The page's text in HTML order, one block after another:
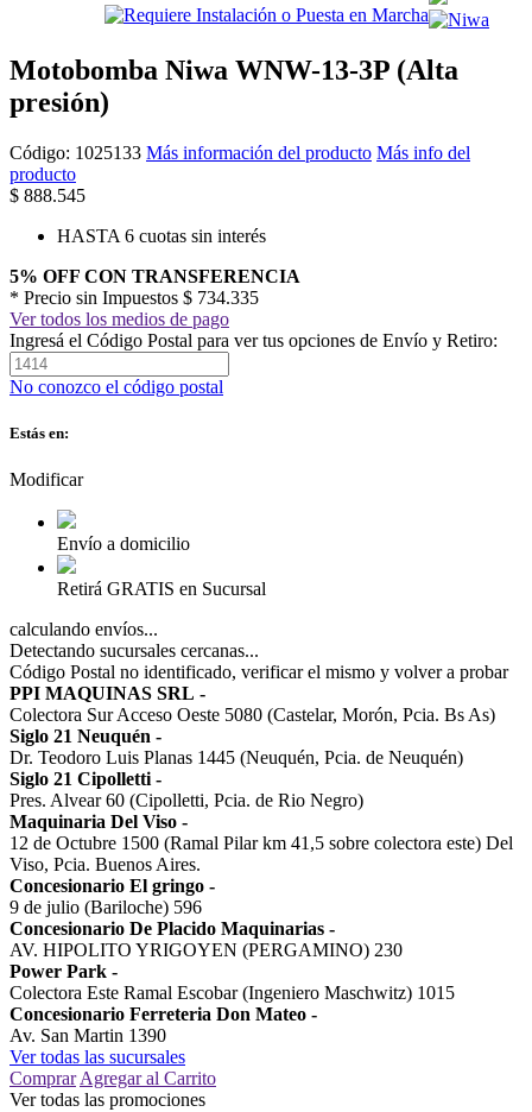
Motobomba Niwa WNW-13-3P (Alta
presión)
Código: 1025133 Más información del producto Más info del
producto
$ 888.545
HASTA 6 cuotas sin interés
5% OFF CON TRANSFERENCIA
* Precio sin Impuestos $ 734.335
Ver todos los medios de pago
Ingresá el Código Postal para ver tus opciones de Envío y Retiro:
No conozco el código postal
Estás en:
Modificar
Envío a domicilio
Retirá GRATIS en Sucursal
calculando envíos...
Detectando sucursales cercanas...
Código Postal no identificado, verificar el mismo y volver a probar
PPI MAQUINAS SRL -
Colectora Sur Acceso Oeste 5080 (Castelar, Morón, Pcia. Bs As)
Siglo 21 Neuquén -
Dr. Teodoro Luis Planas 1445 (Neuquén, Pcia. de Neuquén)
Siglo 21 Cipolletti -
Pres. Alvear 60 (Cipolletti, Pcia. de Rio Negro)
Maquinaria Del Viso -
12 de Octubre 1500 (Ramal Pilar km 41,5 sobre colectora este) Del
Viso, Pcia. Buenos Aires.
Concesionario El gringo -
9 de julio (Bariloche) 596
Concesionario De Placido Maquinarias -
AV. HIPOLITO YRIGOYEN (PERGAMINO) 230
Power Park -
Colectora Este Ramal Escobar (Ingeniero Maschwitz) 1015
Concesionario Ferreteria Don Mateo -
Av. San Martin 1390
Ver todas las sucursales
Comprar Agregar al Carrito
Ver todas las promociones